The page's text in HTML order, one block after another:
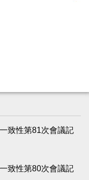
致性第81次會議記
致性第80次會議記